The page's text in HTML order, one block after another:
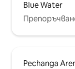
Blue Water
Pechanga